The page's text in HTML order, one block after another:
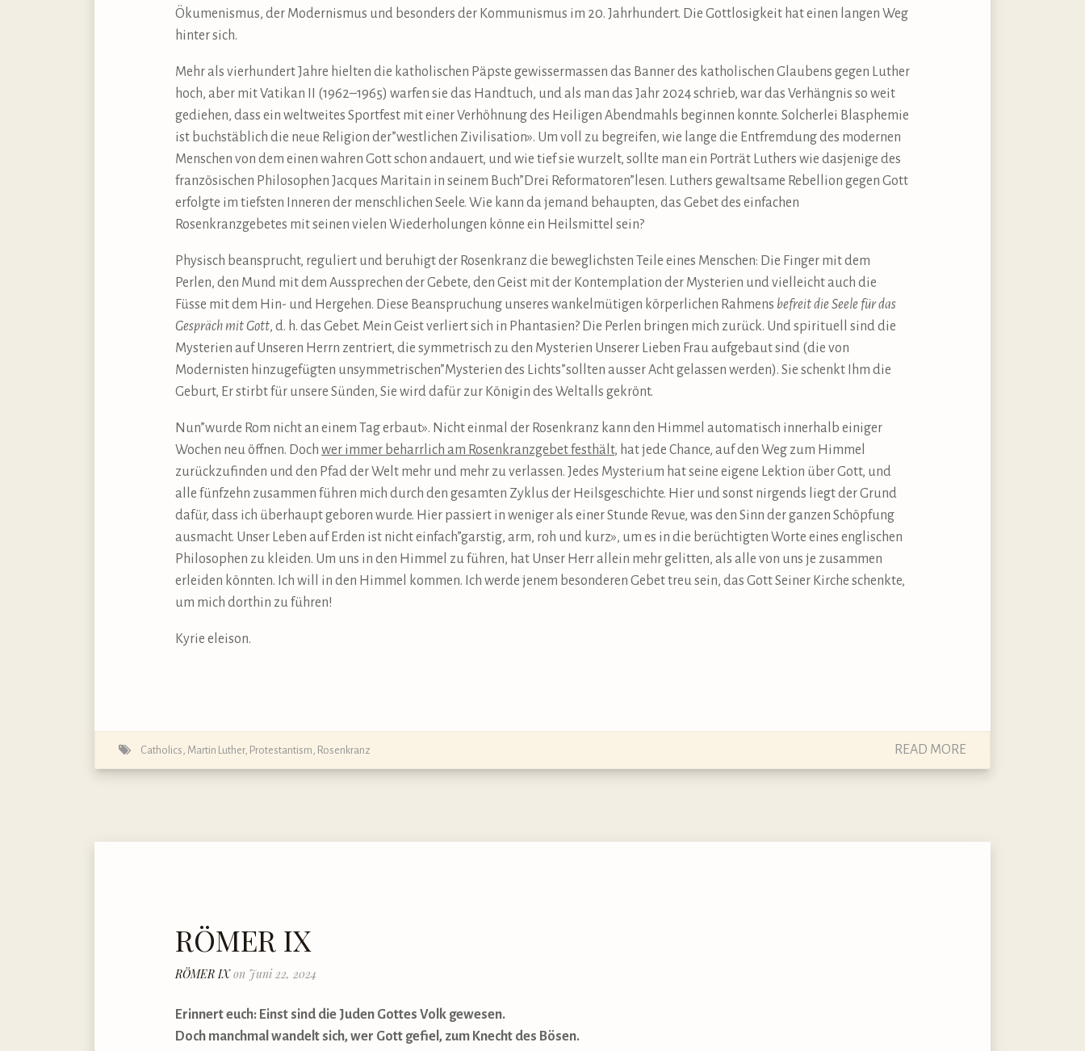
Ökumenismus, der Modernismus und besonders der Kommunismus im 20. Jahrhundert. Die Gottlosigkeit hat einen langen Weg
hinter sich.
Mehr als vierhundert Jahre hielten die katholischen Päpste gewissermassen das Banner des katholischen Glaubens gegen Luther
hoch, aber mit Vatikan II (1962–1965) warfen sie das Handtuch, und als man das Jahr 2024 schrieb, war das Verhängnis so weit
gediehen, dass ein weltweites Sportfest mit einer Verhöhnung des Heiligen Abendmahls beginnen konnte. Solcherlei Blasphemie
ist buchstäblich die neue Religion der”westlichen Zivilisation». Um voll zu begreifen, wie lange die Entfremdung des modernen
Menschen von dem einen wahren Gott schon andauert, und wie tief sie wurzelt, sollte man ein Porträt Luthers wie dasjenige des
französischen Philosophen Jacques Maritain in seinem Buch”Drei Reformatoren”lesen. Luthers gewaltsame Rebellion gegen Gott
erfolgte im tiefsten Inneren der menschlichen Seele. Wie kann da jemand behaupten, das Gebet des einfachen
Rosenkranzgebetes mit seinen vielen Wiederholungen könne ein Heilsmittel sein?
Physisch beansprucht, reguliert und beruhigt der Rosenkranz die beweglichsten Teile eines Menschen: Die Finger mit dem
Perlen, den Mund mit dem Aussprechen der Gebete, den Geist mit der Kontemplation der Mysterien und vielleicht auch die
Füsse mit dem Hin- und Hergehen. Diese Beanspruchung unseres wankelmütigen körperlichen Rahmens befreit die Seele für das
Gespräch mit Gott, d. h. das Gebet. Mein Geist verliert sich in Phantasien? Die Perlen bringen mich zurück. Und spirituell sind die
Mysterien auf Unseren Herrn zentriert, die symmetrisch zu den Mysterien Unserer Lieben Frau aufgebaut sind (die von
Modernisten hinzugefügten unsymmetrischen”Mysterien des Lichts”sollten ausser Acht gelassen werden). Sie schenkt Ihm die
Geburt, Er stirbt für unsere Sünden, Sie wird dafür zur Königin des Weltalls gekrönt.
Nun”wurde Rom nicht an einem Tag erbaut». Nicht einmal der Rosenkranz kann den Himmel automatisch innerhalb einiger
Wochen neu öffnen. Doch wer immer beharrlich am Rosenkranzgebet festhält, hat jede Chance, auf den Weg zum Himmel
zurückzufinden und den Pfad der Welt mehr und mehr zu verlassen. Jedes Mysterium hat seine eigene Lektion über Gott, und
alle fünfzehn zusammen führen mich durch den gesamten Zyklus der Heilsgeschichte. Hier und sonst nirgends liegt der Grund
dafür, dass ich überhaupt geboren wurde. Hier passiert in weniger als einer Stunde Revue, was den Sinn der ganzen Schöpfung
ausmacht. Unser Leben auf Erden ist nicht einfach”garstig, arm, roh und kurz», um es in die berüchtigten Worte eines englischen
Philosophen zu kleiden. Um uns in den Himmel zu führen, hat Unser Herr allein mehr gelitten, als alle von uns je zusammen
erleiden könnten. Ich will in den Himmel kommen. Ich werde jenem besonderen Gebet treu sein, das Gott Seiner Kirche schenkte,
um mich dorthin zu führen!
Kyrie eleison.
Catholics Martin Luther, Protestantism Rosenkranz READ MORE
RÖMER IX
RÖMER IXon Juni 22, 2024
Erinnert euch: Einst sind die Juden Gottes Volk gewesen.
Doch manchmal wandelt sich, wer Gott gefiel, zum Knecht des Bösen.